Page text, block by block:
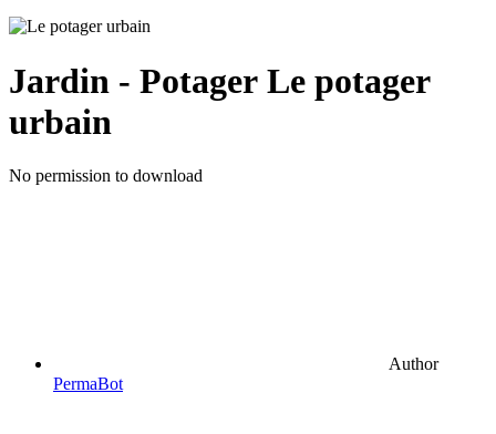
Jardin - Potager Le potager
urbain
No permission to download
Author
PermaBot